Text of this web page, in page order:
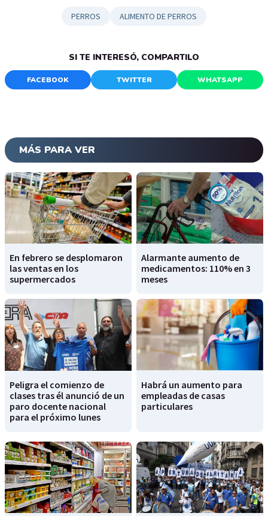
PERROS ALIMENTO DE PERROS
SI TE INTERESÓ, COMPARTILO
FACEBOOK TWITTER WHATSAPP
MÁS PARA VER
En febrero se desplomaron
las ventas en los
supermercados
Alarmante aumento de
medicamentos: 110% en 3
meses
Peligra el comienzo de
clases tras él anunció de un
paro docente nacional
para el próximo lunes
Habrá un aumento para
empleadas de casas
particulares